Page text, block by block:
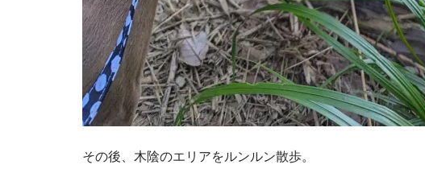
その後、木陰のエリアをルンルン散歩。